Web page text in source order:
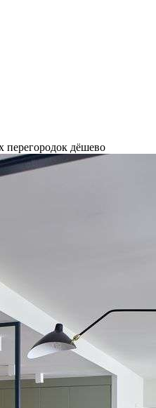
перегородок дёшево